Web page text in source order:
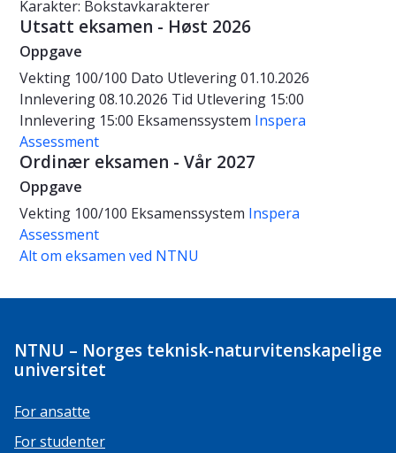
Karakter: Bokstavkarakterer
Utsatt eksamen - Høst 2026
Oppgave
Vekting 100/100 Dato Utlevering 01.10.2026
Innlevering 08.10.2026 Tid Utlevering 15:00
Innlevering 15:00 Eksamenssystem Inspera
Assessment
Ordinær eksamen - Vår 2027
Oppgave
Vekting 100/100 Eksamenssystem Inspera
Assessment
Alt om eksamen ved NTNU
NTNU – Norges teknisk-naturvitenskapelige
universitet
For ansatte
For studenter